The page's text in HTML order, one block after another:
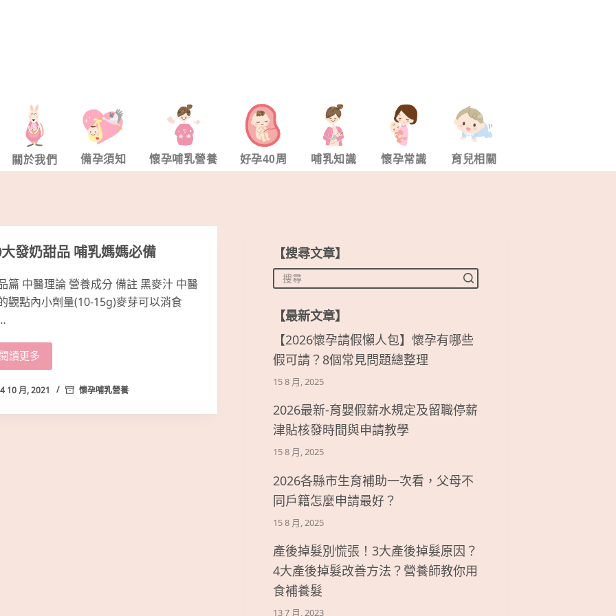
關於我們 備孕須知 懷孕哺乳營養 好孕40周 哺乳知識 懷孕常識 育兒相關
發奶甜品 哺乳媽媽必備
篇 中醫理論 營養成分 備註 黑麥汁 中醫
觀點內小劑量(10-15g)麥芽可以消食
讀更多
4 10 月, 2021 懷孕哺乳營養
【搜尋文章】
【最新文章】
【2026懷孕請假懶人包】懷孕有哪些
假可請？8個常見問題總整理
15 8 月, 2025
2026最新-育嬰假薪水規定及留職停薪
津貼核發時間與申請教學
15 8 月, 2025
2026各縣市生育補助一次看，父母不
同戶籍怎麼申請最好？
15 8 月, 2025
產後掉髮別慌張！3大產後掉髮原因？
4大產後掉髮改善方法？營養師教你用
食補養髮
13 7 月, 2023